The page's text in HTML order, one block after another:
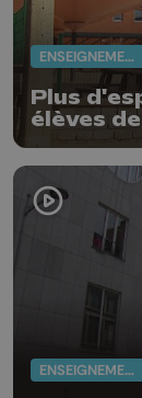
ENSEIGNEMENT
Plus
élèves de
ENSEIGNEMENT